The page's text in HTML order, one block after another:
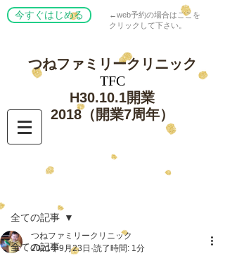
今すぐはじめる
←web予約の場合はここを
クリックして下さい。
つねファミリークリニック
​TFC
​H30.10.1開業
​2018（開業7周年）
全ての記事
全ての記事
つねファミリークリニック
2021年9月23日 読了時間: 1分